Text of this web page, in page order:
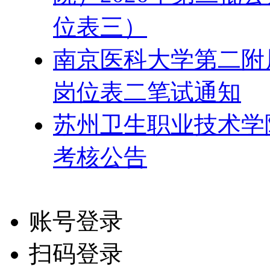
位表三）
南京医科大学第二
岗位表二笔试通知
苏州卫生职业技术
考核公告
账号登录
扫码登录